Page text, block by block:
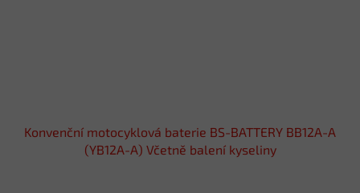
Konvenční motocyklová baterie BS-BATTERY BB12A-A
(YB12A-A) Včetně balení kyseliny